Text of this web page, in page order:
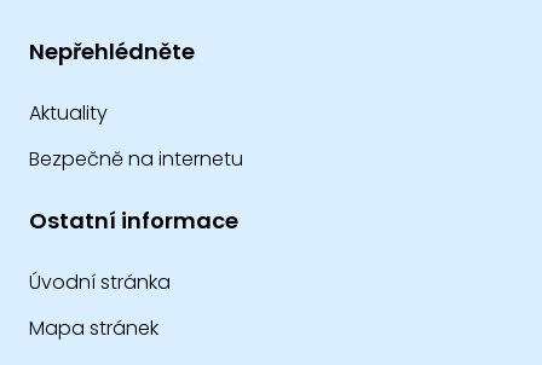
Nepřehlédněte
Aktuality
Bezpečně na internetu
Ostatní informace
Úvodní stránka
Mapa stránek